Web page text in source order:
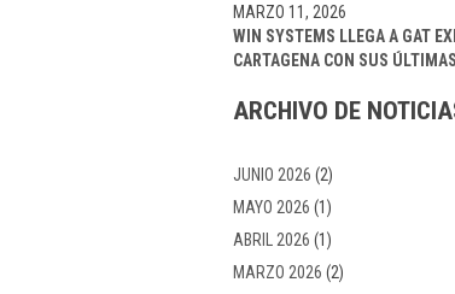
WIN SYSTEMS LLEGA A GAT
CARTAGENA CON SUS
MARZO 11, 2026
ARCHIVO DE
JUNIO 2026 (2)
MAYO 2026 (1)
ABRIL 2026 (1)
MARZO 2026 (2)